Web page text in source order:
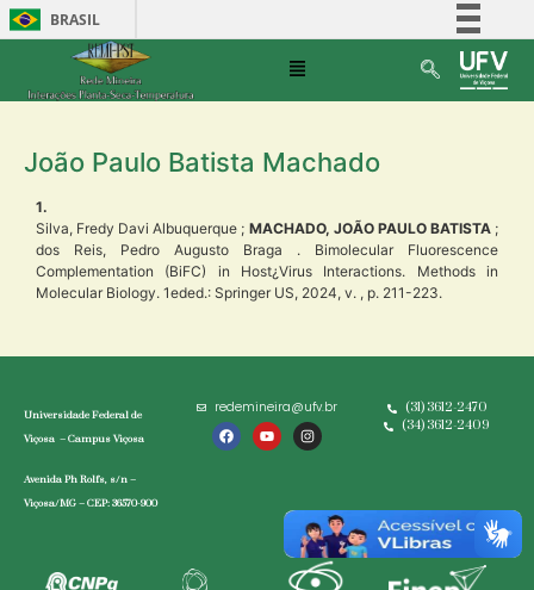
BRASIL
Acesso à informação
Canais
João Paulo Batista Machado
1.
Silva, Fredy Davi Albuquerque ; MACHADO, JOÃO PAULO BATISTA;
dos Reis, Pedro Augusto Braga . Bimolecular Fluorescence
Complementation (BiFC) in Host¿Virus Interactions. Methods in
Molecular Biology. 1eded.: Springer US, 2024, v. , p. 211-223.
Universidade Federal de
Viçosa – Campus Viçosa
Avenida Ph Rolfs, s/n –
Viçosa/MG – CEP: 36570-900
redemineira@ufv.br
(31) 3612-2470
(34) 3612-2409